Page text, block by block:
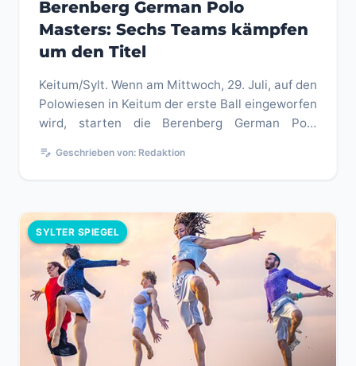
Berenberg German Polo
Masters: Sechs Teams kämpfen
um den Titel
Keitum/Sylt. Wenn am Mittwoch, 29. Juli, auf den
Polowiesen in Keitum der erste Ball eingeworfen
wird, starten die Berenberg German Polo
edit_note Geschrieben von: Redaktion
SYLTER SPIEGEL